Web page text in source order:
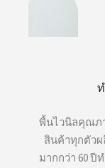
พื้นไวนิลคุณภ
สินค้าทุกตัว
มากกว่า 60 ปี